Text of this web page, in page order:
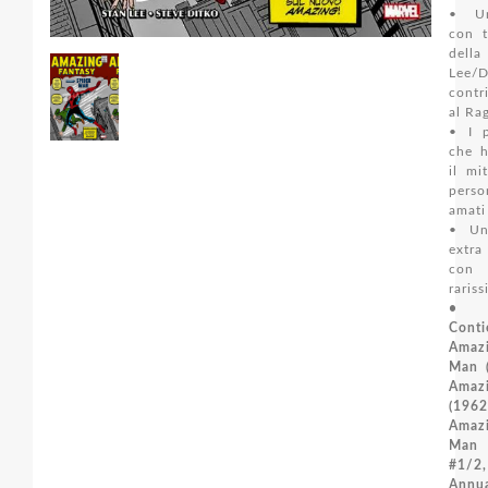
•
con
della
al
• I
che
il
amati
•
extra
•
Man
Man
#1/2,